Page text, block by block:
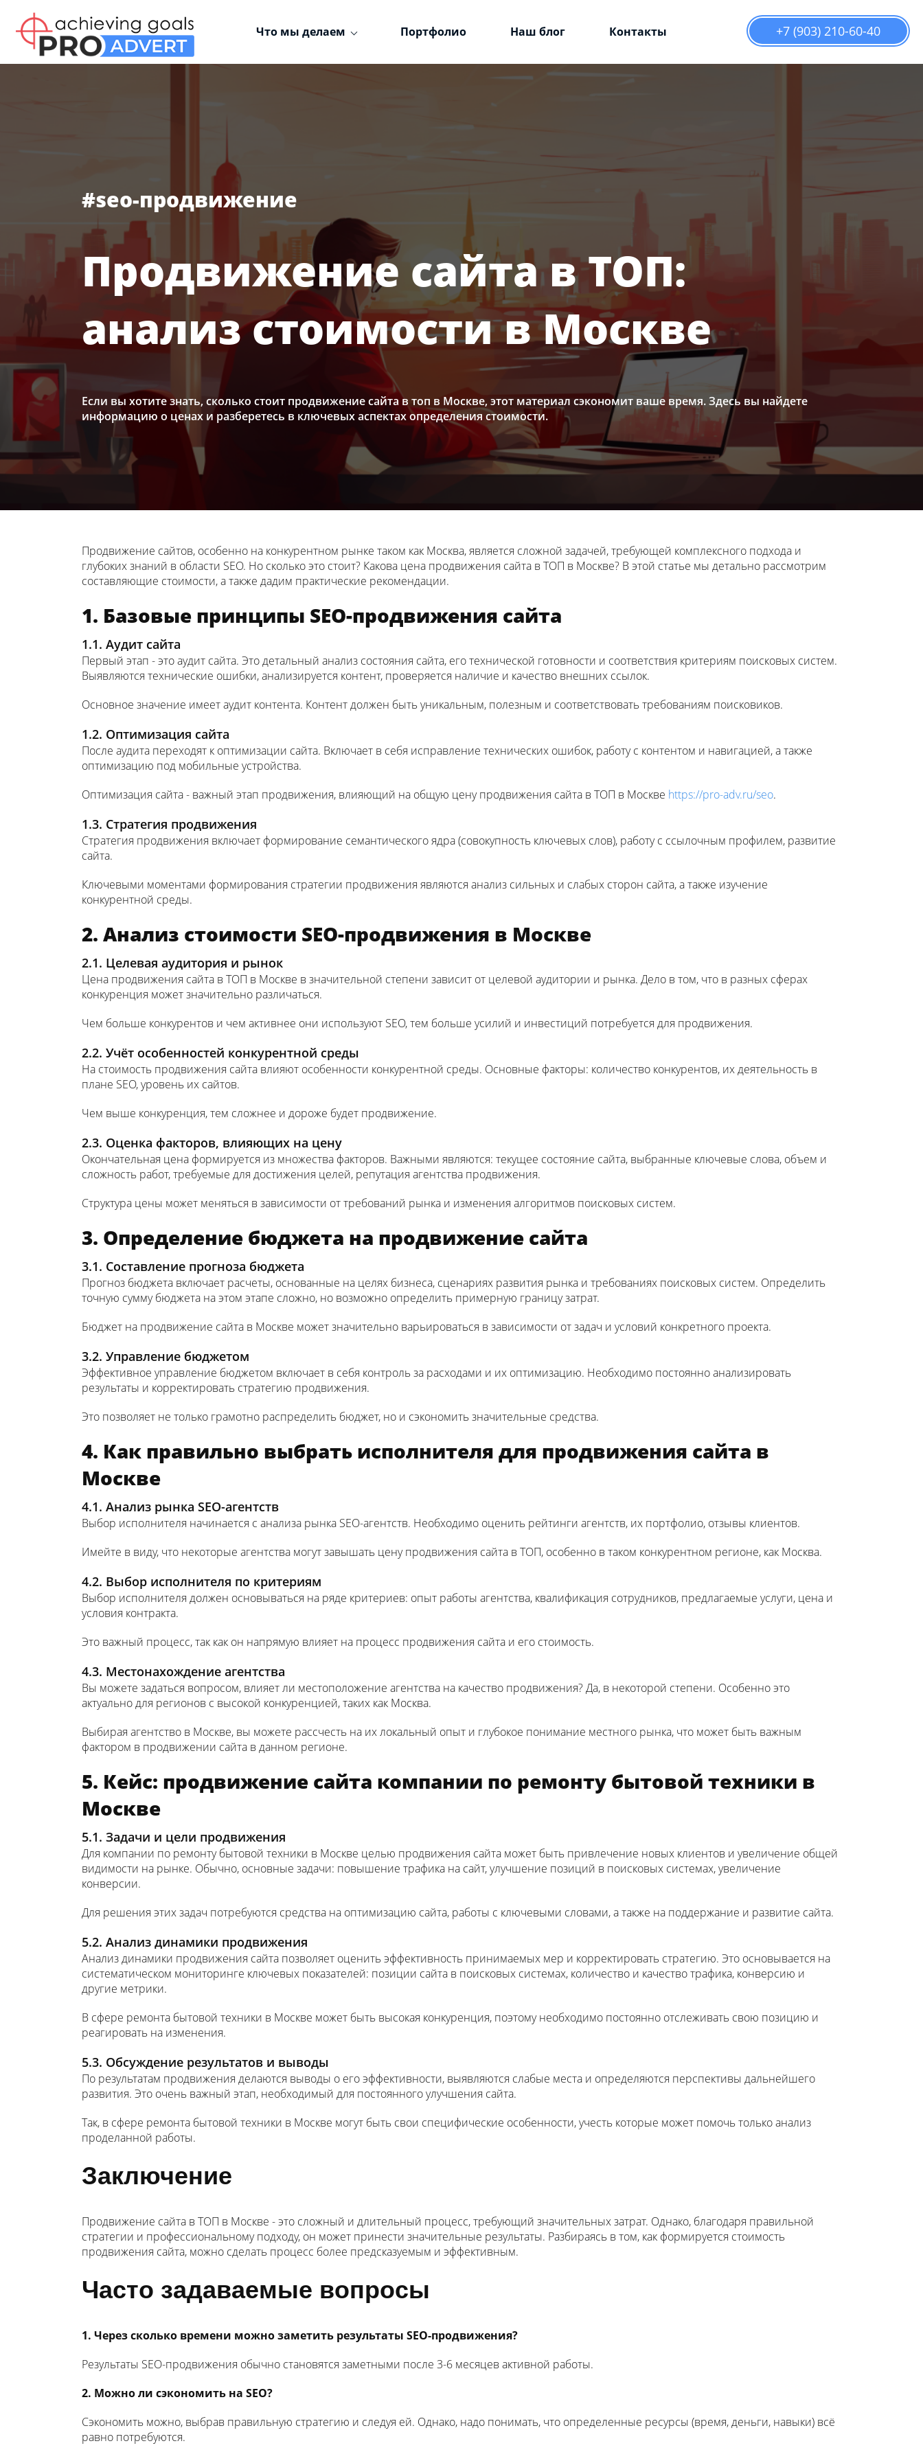
Что мы делаем Портфолио Наш блог Контакты +7 (903) 210-60-40
#seo-продвижение
Продвижение сайта в ТОП:
анализ стоимости в Москве
Если вы хотите знать, сколько стоит продвижение сайта в топ в Москве, этот материал сэкономит ваше время. Здесь вы найдете
информацию о ценах и разберетесь в ключевых аспектах определения стоимости.
Продвижение сайтов, особенно на конкурентном рынке таком как Москва, является сложной задачей, требующей комплексного подхода и
глубоких знаний в области SEO. Но сколько это стоит? Какова цена продвижения сайта в ТОП в Москве? В этой статье мы детально рассмотрим
составляющие стоимости, а также дадим практические рекомендации.
1. Базовые принципы SEO-продвижения сайта
1.1. Аудит сайта
Первый этап - это аудит сайта. Это детальный анализ состояния сайта, его технической готовности и соответствия критериям поисковых систем.
Выявляются технические ошибки, анализируется контент, проверяется наличие и качество внешних ссылок.
Основное значение имеет аудит контента. Контент должен быть уникальным, полезным и соответствовать требованиям поисковиков.
1.2. Оптимизация сайта
После аудита переходят к оптимизации сайта. Включает в себя исправление технических ошибок, работу с контентом и навигацией, а также
оптимизацию под мобильные устройства.
Оптимизация сайта - важный этап продвижения, влияющий на общую цену продвижения сайта в ТОП в Москве https://pro-adv.ru/seo.
1.3. Стратегия продвижения
Стратегия продвижения включает формирование семантического ядра (совокупность ключевых слов), работу с ссылочным профилем, развитие
сайта.
Ключевыми моментами формирования стратегии продвижения являются анализ сильных и слабых сторон сайта, а также изучение
конкурентной среды.
2. Анализ стоимости SEO-продвижения в Москве
2.1. Целевая аудитория и рынок
Цена продвижения сайта в ТОП в Москве в значительной степени зависит от целевой аудитории и рынка. Дело в том, что в разных сферах
конкуренция может значительно различаться.
Чем больше конкурентов и чем активнее они используют SEO, тем больше усилий и инвестиций потребуется для продвижения.
2.2. Учёт особенностей конкурентной среды
На стоимость продвижения сайта влияют особенности конкурентной среды. Основные факторы: количество конкурентов, их деятельность в
плане SEO, уровень их сайтов.
Чем выше конкуренция, тем сложнее и дороже будет продвижение.
2.3. Оценка факторов, влияющих на цену
Окончательная цена формируется из множества факторов. Важными являются: текущее состояние сайта, выбранные ключевые слова, объем и
сложность работ, требуемые для достижения целей, репутация агентства продвижения.
Структура цены может меняться в зависимости от требований рынка и изменения алгоритмов поисковых систем.
3. Определение бюджета на продвижение сайта
3.1. Составление прогноза бюджета
Прогноз бюджета включает расчеты, основанные на целях бизнеса, сценариях развития рынка и требованиях поисковых систем. Определить
точную сумму бюджета на этом этапе сложно, но возможно определить примерную границу затрат.
Бюджет на продвижение сайта в Москве может значительно варьироваться в зависимости от задач и условий конкретного проекта.
3.2. Управление бюджетом
Эффективное управление бюджетом включает в себя контроль за расходами и их оптимизацию. Необходимо постоянно анализировать
результаты и корректировать стратегию продвижения.
Это позволяет не только грамотно распределить бюджет, но и сэкономить значительные средства.
4. Как правильно выбрать исполнителя для продвижения сайта в
Москве
4.1. Анализ рынка SEO-агентств
Выбор исполнителя начинается с анализа рынка SEO-агентств. Необходимо оценить рейтинги агентств, их портфолио, отзывы клиентов.
Имейте в виду, что некоторые агентства могут завышать цену продвижения сайта в ТОП, особенно в таком конкурентном регионе, как Москва.
4.2. Выбор исполнителя по критериям
Выбор исполнителя должен основываться на ряде критериев: опыт работы агентства, квалификация сотрудников, предлагаемые услуги, цена и
условия контракта.
Это важный процесс, так как он напрямую влияет на процесс продвижения сайта и его стоимость.
4.3. Местонахождение агентства
Вы можете задаться вопросом, влияет ли местоположение агентства на качество продвижения? Да, в некоторой степени. Особенно это
актуально для регионов с высокой конкуренцией, таких как Москва.
Выбирая агентство в Москве, вы можете рассчесть на их локальный опыт и глубокое понимание местного рынка, что может быть важным
фактором в продвижении сайта в данном регионе.
5. Кейс: продвижение сайта компании по ремонту бытовой техники в
Москве
5.1. Задачи и цели продвижения
Для компании по ремонту бытовой техники в Москве целью продвижения сайта может быть привлечение новых клиентов и увеличение общей
видимости на рынке. Обычно, основные задачи: повышение трафика на сайт, улучшение позиций в поисковых системах, увеличение
конверсии.
Для решения этих задач потребуются средства на оптимизацию сайта, работы с ключевыми словами, а также на поддержание и развитие сайта.
5.2. Анализ динамики продвижения
Анализ динамики продвижения сайта позволяет оценить эффективность принимаемых мер и корректировать стратегию. Это основывается на
систематическом мониторинге ключевых показателей: позиции сайта в поисковых системах, количество и качество трафика, конверсию и
другие метрики.
В сфере ремонта бытовой техники в Москве может быть высокая конкуренция, поэтому необходимо постоянно отслеживать свою позицию и
реагировать на изменения.
5.3. Обсуждение результатов и выводы
По результатам продвижения делаются выводы о его эффективности, выявляются слабые места и определяются перспективы дальнейшего
развития. Это очень важный этап, необходимый для постоянного улучшения сайта.
Так, в сфере ремонта бытовой техники в Москве могут быть свои специфические особенности, учесть которые может помочь только анализ
проделанной работы.
Заключение
Продвижение сайта в ТОП в Москве - это сложный и длительный процесс, требующий значительных затрат. Однако, благодаря правильной
стратегии и профессиональному подходу, он может принести значительные результаты. Разбираясь в том, как формируется стоимость
продвижения сайта, можно сделать процесс более предсказуемым и эффективным.
Часто задаваемые вопросы
1. Через сколько времени можно заметить результаты SEO-продвижения?
Результаты SEO-продвижения обычно становятся заметными после 3-6 месяцев активной работы.
2. Можно ли сэкономить на SEO?
Сэкономить можно, выбрав правильную стратегию и следуя ей. Однако, надо понимать, что определенные ресурсы (время, деньги, навыки) всё
равно потребуются.